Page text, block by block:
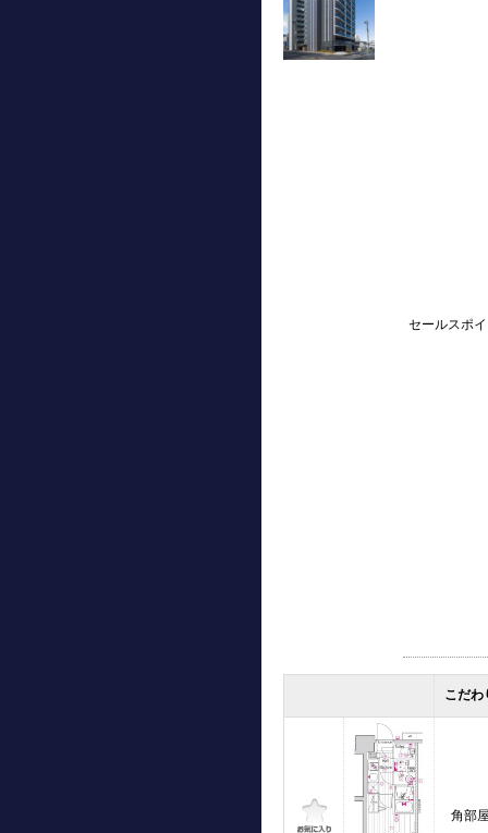
セールスポ
こだわ
角部